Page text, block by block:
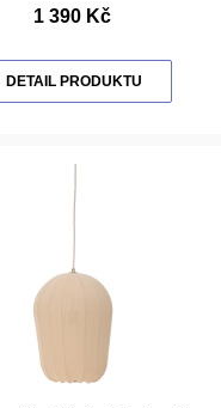
1 390 Kč
DETAIL PRODUKTU